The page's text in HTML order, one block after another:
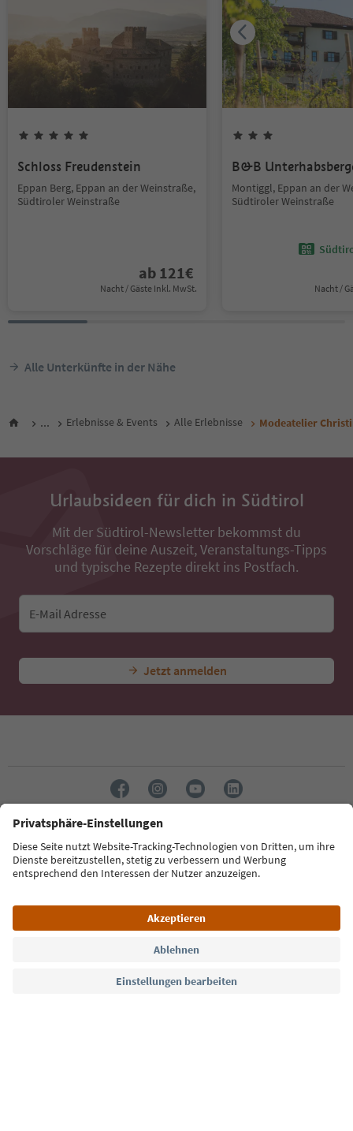
Schloss Freudenstein
Eppan Berg, Eppan an der Weinstraße,
Südtiroler Weinstraße
ab 121€
Nacht / Gäste Inkl. MwSt.
B&B
Montiggl, Eppan an der
Südtiroler Weinstraße
Nacht /
Alle Unterkünfte in der Nähe
... Erlebnisse & Events Alle Erlebnisse Modeatelier
Urlaubsideen für dich in Südtirol
Mit der Südtirol-Newsletter bekommst du
Vorschläge für deine Auszeit, Veranstaltungs-Tipps
und typische Rezepte direkt ins Postfach.
E-Mail Adresse
Jetzt anmelden